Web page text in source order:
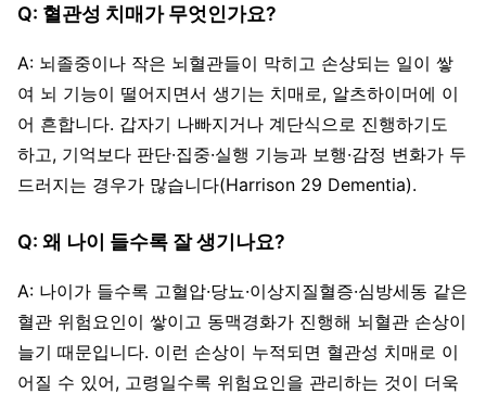
Q: 혈관성 치매가 무엇인가요?
A: 뇌졸중이나 작은 뇌혈관들이 막히고 손상되는 일이 쌓
여 뇌 기능이 떨어지면서 생기는 치매로, 알츠하이머에 이
어 흔합니다. 갑자기 나빠지거나 계단식으로 진행하기도
하고, 기억보다 판단·집중·실행 기능과 보행·감정 변화가 두
드러지는 경우가 많습니다(Harrison 29 Dementia).
Q: 왜 나이 들수록 잘 생기나요?
A: 나이가 들수록 고혈압·당뇨·이상지질혈증·심방세동 같은
혈관 위험요인이 쌓이고 동맥경화가 진행해 뇌혈관 손상이
늘기 때문입니다. 이런 손상이 누적되면 혈관성 치매로 이
어질 수 있어, 고령일수록 위험요인을 관리하는 것이 더욱